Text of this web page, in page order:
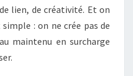
lien, de créativité. Et on
: on ne crée pas de
maintenu en surcharge